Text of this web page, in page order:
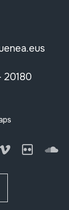
20180
Vimeo Flickr